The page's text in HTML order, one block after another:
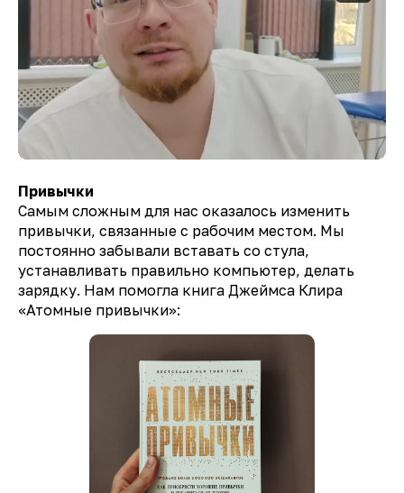
Привычки
Самым сложным для нас оказалось изменить
привычки, связанные с рабочим местом. Мы
постоянно забывали вставать со стула,
устанавливать правильно компьютер, делать
зарядку. Нам помогла книга Джеймса Клира
«Атомные привычки»: